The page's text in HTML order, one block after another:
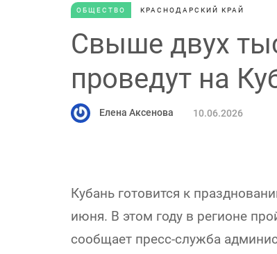
ОБЩЕСТВО КРАСНОДАРСКИЙ КРАЙ
Свыше двух
проведут на
Елена Аксенова 10.06.2026
Кубань готовится к
июня. В этом году в регионе
сообщает пресс-служба